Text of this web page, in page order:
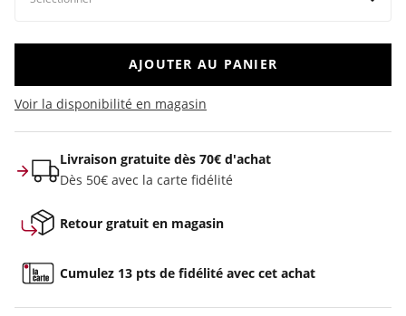
AJOUTER AU PANIER
Voir la disponibilité en magasin
Livraison gratuite dès 70€ d'achat
Dès 50€ avec la carte fidélité
Retour gratuit en magasin
Cumulez 13 pts de fidélité avec cet achat